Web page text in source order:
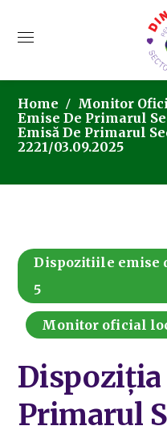
Home Monitor
Emise De Primarul
Emisă De Primarul
2221/03.09.2025
Dispozitiile emise
5
Monitor oficial
Dispoziția
Primarul